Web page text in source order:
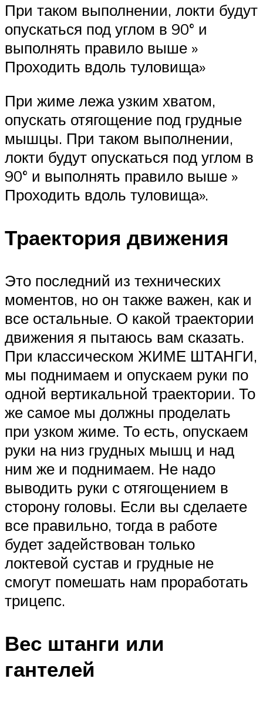
При таком выполнении, локти будут
опускаться под углом в 90° и
выполнять правило выше »
Проходить вдоль туловища»
При жиме лежа узким хватом,
опускать отягощение под грудные
мышцы. При таком выполнении,
локти будут опускаться под углом в
90° и выполнять правило выше »
Проходить вдоль туловища».
Траектория движения
Это последний из технических
моментов, но он также важен, как и
все остальные. О какой траектории
движения я пытаюсь вам сказать.
При классическом ЖИМЕ ШТАНГИ,
мы поднимаем и опускаем руки по
одной вертикальной траектории. То
же самое мы должны проделать
при узком жиме. То есть, опускаем
руки на низ грудных мышц и над
ним же и поднимаем. Не надо
выводить руки с отягощением в
сторону головы. Если вы сделаете
все правильно, тогда в работе
будет задействован только
локтевой сустав и грудные не
смогут помешать нам проработать
трицепс.
Вес штанги или
гантелей